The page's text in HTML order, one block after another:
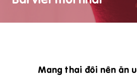
Mang thai đôi nên ăn